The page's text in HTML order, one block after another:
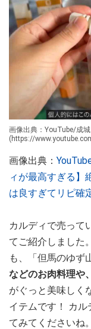
画像出典：YouTube/成
(https://
画像出典：
ィが最高すぎる】
は良すぎてリピ確
カルディで売って
てご紹介しました
も、「但馬のゆず
などのお肉料理や
がぐっと美味しく
イテムです！ カ
てみてくださいね。